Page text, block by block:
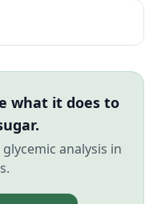
what it does to
analysis in